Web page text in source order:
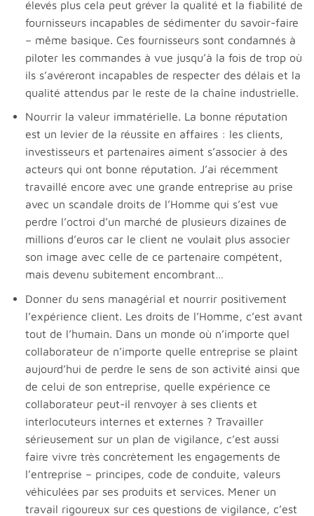
élevés plus cela peut gréver la qualité et la fiabilité de
fournisseurs incapables de sédimenter du savoir-faire
– même basique. Ces fournisseurs sont condamnés à
piloter les commandes à vue jusqu’à la fois de trop où
ils s’avéreront incapables de respecter des délais et la
qualité attendus par le reste de la chaîne industrielle.
Nourrir la valeur immatérielle. La bonne réputation
est un levier de la réussite en affaires : les clients,
investisseurs et partenaires aiment s’associer à des
acteurs qui ont bonne réputation. J’ai récemment
travaillé encore avec une grande entreprise au prise
avec un scandale droits de l’Homme qui s’est vue
perdre l’octroi d’un marché de plusieurs dizaines de
millions d’euros car le client ne voulait plus associer
son image avec celle de ce partenaire compétent,
mais devenu subitement encombrant…
Donner du sens managérial et nourrir positivement
l’expérience client. Les droits de l’Homme, c’est avant
tout de l’humain. Dans un monde où n’importe quel
collaborateur de n’importe quelle entreprise se plaint
aujourd’hui de perdre le sens de son activité ainsi que
de celui de son entreprise, quelle expérience ce
collaborateur peut-il renvoyer à ses clients et
interlocuteurs internes et externes ? Travailler
sérieusement sur un plan de vigilance, c’est aussi
faire vivre très concrètement les engagements de
l’entreprise – principes, code de conduite, valeurs
véhiculées par ses produits et services. Mener un
travail rigoureux sur ces questions de vigilance, c’est